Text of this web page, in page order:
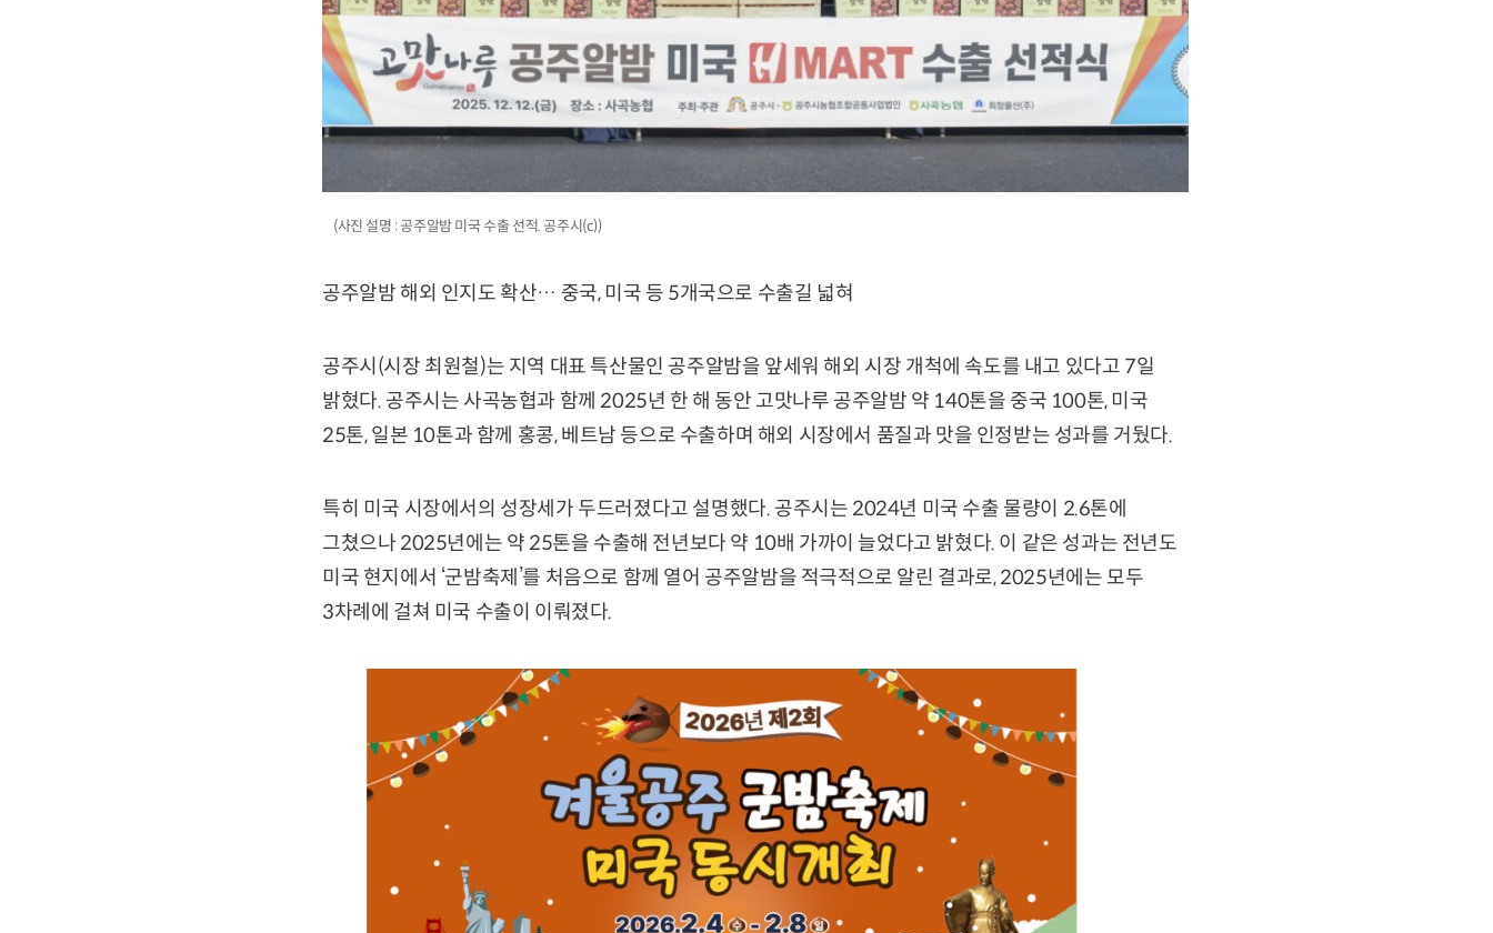
(사진 설명 : 공주알밤 미국 수출 선적. 공주시(c))
공주알밤 해외 인지도 확산… 중국, 미국 등 5개국으로 수출길 넓혀
공주시(시장 최원철)는 지역 대표 특산물인 공주알밤을 앞세워 해외 시장 개척에 속도를 내고 있다고 7일
밝혔다. 공주시는 사곡농협과 함께 2025년 한 해 동안 고맛나루 공주알밤 약 140톤을 중국 100톤, 미국
25톤, 일본 10톤과 함께 홍콩, 베트남 등으로 수출하며 해외 시장에서 품질과 맛을 인정받는 성과를 거뒀다.
특히 미국 시장에서의 성장세가 두드러졌다고 설명했다. 공주시는 2024년 미국 수출 물량이 2.6톤에
그쳤으나 2025년에는 약 25톤을 수출해 전년보다 약 10배 가까이 늘었다고 밝혔다. 이 같은 성과는 전년도
미국 현지에서 ‘군밤축제’를 처음으로 함께 열어 공주알밤을 적극적으로 알린 결과로, 2025년에는 모두
3차례에 걸쳐 미국 수출이 이뤄졌다.